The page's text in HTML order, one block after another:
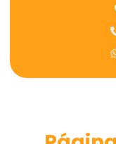
Analise de risco
Assessoria e